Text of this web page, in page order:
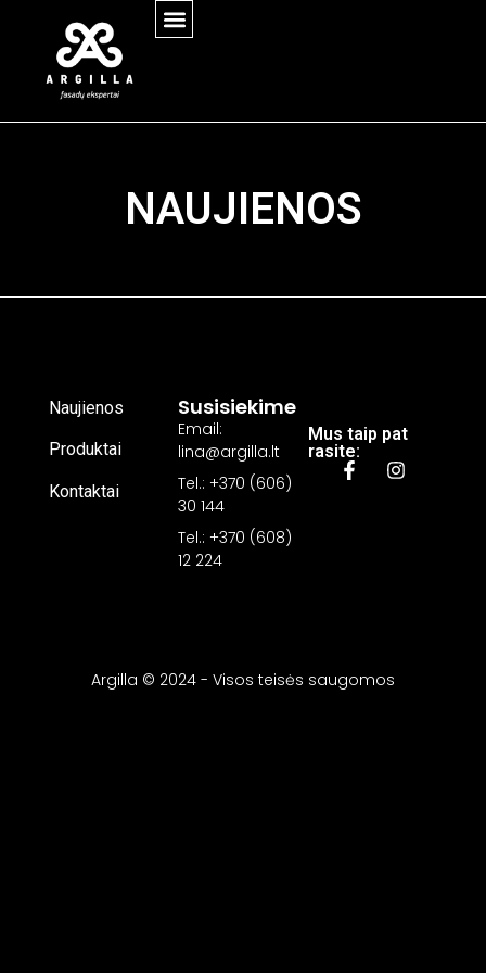
NAUJIENOS
Mus taip pat
rasite:
Naujienos
Produktai
Kontaktai
Susisiekime
Email:
lina@argilla.lt
Tel.: +370 (606)
30 144
Tel.: +370 (608)
12 224
Argilla © 2024 - Visos teisės saugomos